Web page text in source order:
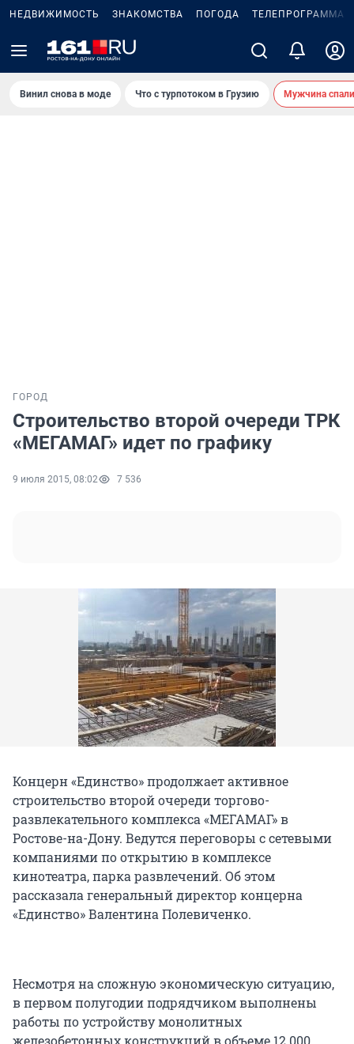
НЕДВИЖИМОСТЬ ЗНАКОМСТВА ПОГОДА ТЕЛЕПРОГРАММА
Винил снова в моде Что с турпотоком в Грузию Мужчина
ГОРОД
Строительство второй очереди ТРК
«МЕГАМАГ» идет по графику
9 июля 2015, 08:02 7 536
Концерн «Единство» продолжает активное
строительство второй очереди торгово-
развлекательного комплекса «МЕГАМАГ» в
Ростове-на-Дону. Ведутся переговоры с сетевыми
компаниями по открытию в комплексе
кинотеатра, парка развлечений. Об этом
рассказала генеральный директор концерна
«Единство» Валентина Полевиченко.
Несмотря на сложную экономическую ситуацию,
в первом полугодии подрядчиком выполнены
работы по устройству монолитных
железобетонных конструкций в объеме 12 000